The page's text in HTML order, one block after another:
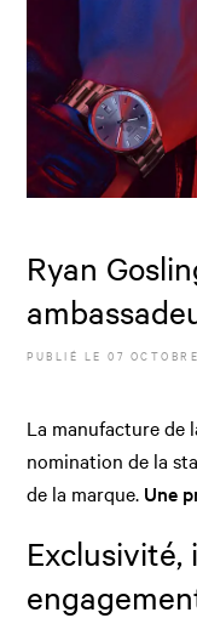
Ryan
PUBLIÉ LE07
La manufacture de
nomination de la
de la marque. Une
Exclusivité,